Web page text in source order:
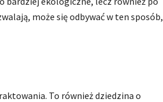
może się odbywać w ten sposób,
To również dziedzina o